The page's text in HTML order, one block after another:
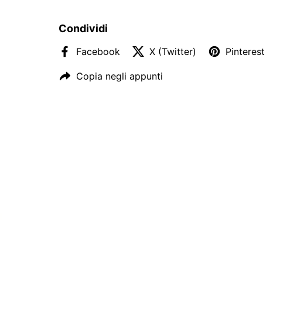
Condividi
Facebook X (Twitter) Pinterest
Copia negli appunti